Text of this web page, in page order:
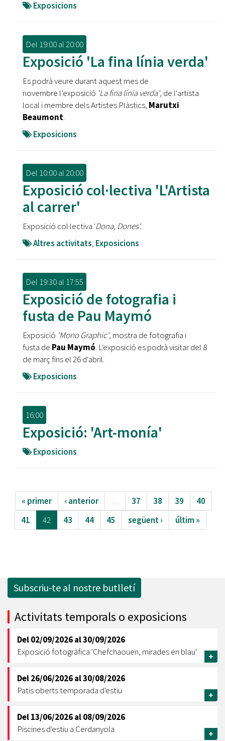
Exposicions
Del 19:00al20:00
Exposició 'La fina línia verda'
Es podrà veure durant aquest mes de
novembre l’exposició 'La fina línia verda', de l'artista
local i membre dels Artistes Plàstics, Marutxi
Beaumont.
Exposicions
Del 10:00al20:00
Exposició col·lectiva 'L'Artista
al carrer'
Exposició col·lectiva 'Dona, Dones'.
Altres activitats, Exposicions
Del 19:30al 17:55
Exposició de fotografia i
fusta de Pau Maymó
Exposició 'Mono Graphic', mostra de fotografia i
fusta de Pau Maymó. L'exposició es podrà visitar del 8
de març fins el 26 d'abril.
Exposicions
16:00
Exposició: 'Art-monía'
Exposicions
« primer ‹ anterior … 37 38 39
40
41
42 43 44 45 següent › últim »
Subscriu-te al nostre butlletí
Activitats temporals o exposicions
Del02/09/2026al30/09/2026
Exposició fotogràfica 'Chefchaouen, mirades en blau'
+
Del26/06/2026al30/08/2026
Patis oberts temporada d'estiu
+
Del13/06/2026al08/09/2026
Piscines d'estiu a Cerdanyola
+